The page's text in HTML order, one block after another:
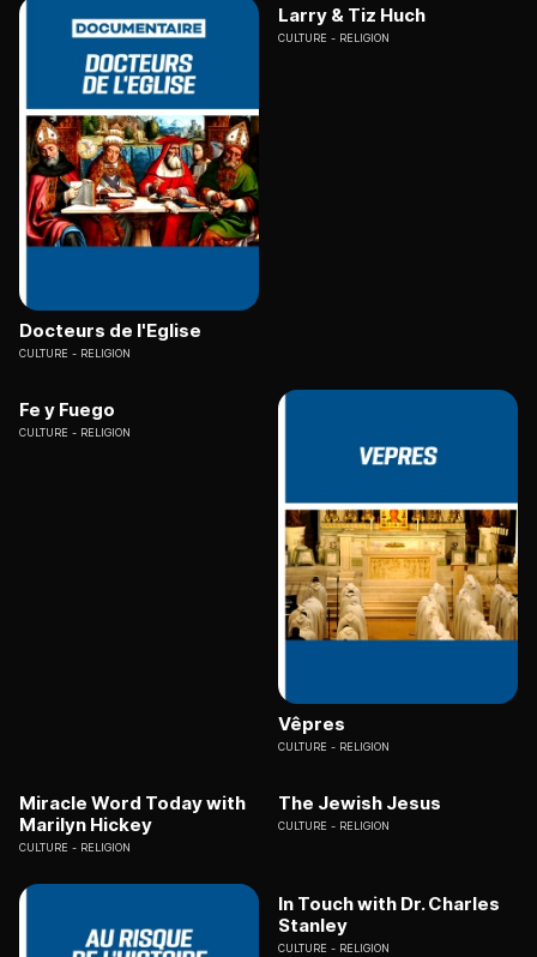
Docteurs de l'Eglise
CULTURE RELIGION
Larry & Tiz Huch
CULTURE RELIGION
Fe y Fuego
CULTURE RELIGION
Vêpres
CULTURE RELIGION
Miracle Word Today with
Marilyn Hickey
CULTURE RELIGION
The Jewish Jesus
CULTURE RELIGION
In Touch with Dr. Charles
Stanley
CULTURE RELIGION